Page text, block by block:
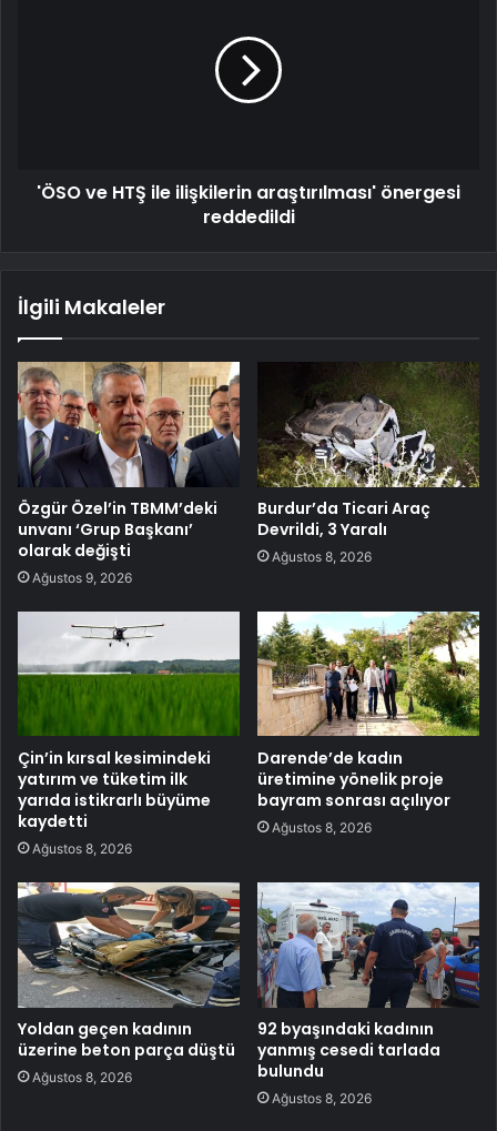
'ÖSO ve HTŞ ile ilişkilerin araştırılması' önergesi
reddedildi
İlgili Makaleler
Özgür Özel’in TBMM’deki
unvanı ‘Grup Başkanı’
olarak değişti
Ağustos 9, 2026
Burdur’da Ticari Araç
Devrildi, 3 Yaralı
Ağustos 8, 2026
Çin’in kırsal kesimindeki
yatırım ve tüketim ilk
yarıda istikrarlı büyüme
kaydetti
Ağustos 8, 2026
Darende’de kadın
üretimine yönelik proje
bayram sonrası açılıyor
Ağustos 8, 2026
Yoldan geçen kadının
üzerine beton parça düştü
Ağustos 8, 2026
92 byaşındaki kadının
yanmış cesedi tarlada
bulundu
Ağustos 8, 2026